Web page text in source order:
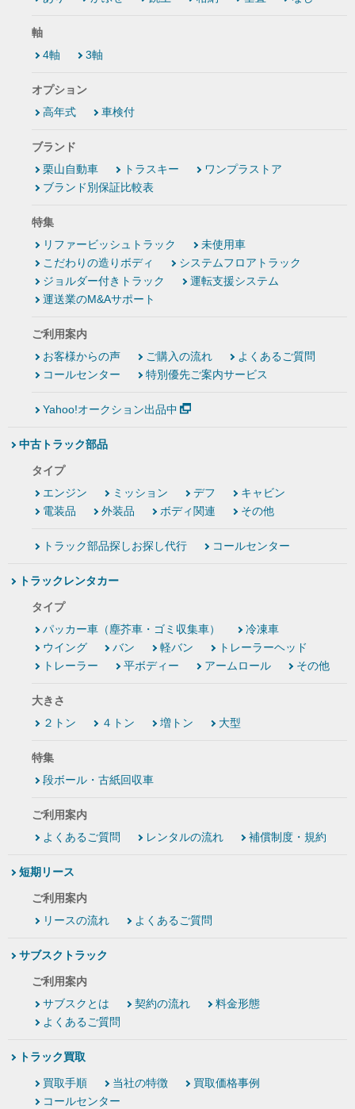
軸
4軸
3軸
オプション
高年式
車検付
ブランド
栗山自動車
トラスキー
ワンプラストア
ブランド別保証比較表
特集
リファービッシュトラック
未使用車
こだわりの造りボディ
システムフロアトラック
ジョルダー付きトラック
運転支援システム
運送業のM&Aサポート
ご利用案内
お客様からの声
ご購入の流れ
よくあるご質問
コールセンター
特別優先ご案内サービス
Yahoo!オークション出品中
中古トラック部品
タイプ
エンジン
ミッション デフ
キャビン
電装品
外装品 ボディ関連 その他
トラック部品探しお探し代行 コールセンター
トラックレンタカー
タイプ
パッカー車（塵芥車・ゴミ収集車）
冷凍車
ウイング
バン 軽バン
トレーラーヘッド
トレーラー
平ボディー アームロール その他
大きさ
２トン
４トン 増トン 大型
特集
段ボール・古紙回収車
ご利用案内
よくあるご質問
レンタルの流れ 補償制度・規約
短期リース
ご利用案内
リースの流れ
よくあるご質問
サブスクトラック
ご利用案内
サブスクとは
契約の流れ
料金形態
よくあるご質問
トラック買取
買取手順 当社の特徴
買取価格事例
コールセンター